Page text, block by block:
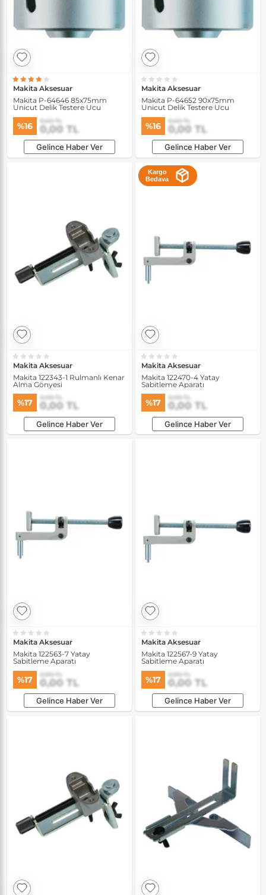
Makita Aksesuar
Makita P-64646 85x75mm
Unicut Delik Testere Ucu
%16 0,00 TL
0,00 TL
Gelince Haber Ver
Makita Aksesuar
Makita P-64652 90x75mm
Unicut Delik Testere Ucu
%16 0,00 TL
0,00 TL
Gelince Haber Ver
Makita Aksesuar
Makita 122343-1 Rulmanlı Kenar
Alma Gönyesi
%17 0,00 TL
0,00 TL
Gelince Haber Ver
Kargo
Bedava
Makita Aksesuar
Makita 122470-4 Yatay
Sabitleme Aparatı
%17 0,00 TL
0,00 TL
Gelince Haber Ver
Makita Aksesuar
Makita 122563-7 Yatay
Sabitleme Aparatı
%17 0,00 TL
0,00 TL
Gelince Haber Ver
Makita Aksesuar
Makita 122567-9 Yatay
Sabitleme Aparatı
%17 0,00 TL
0,00 TL
Gelince Haber Ver